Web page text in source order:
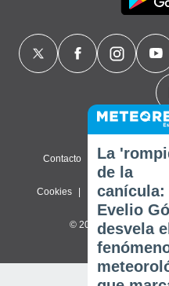
Contacto Sobre nosotros
Cookies Política de
© 2026 Meteored.
La
de la
canícula:
Evelio
desvela el